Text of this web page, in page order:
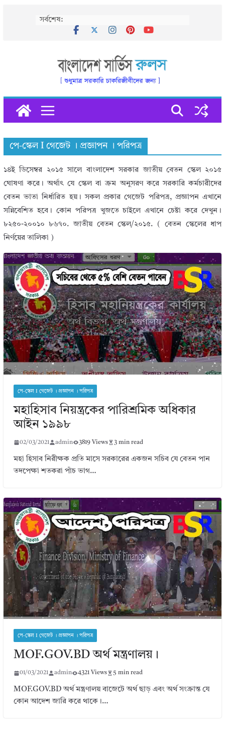
সর্বশেষ:
পে-স্কেল I গেজেট । প্রজ্ঞাপন । পরিপত্র
১৪ই ডিসেম্বর ২০১৫ সালে বাংলাদেশ সরকার জাতীয় বেতন স্কেল ২০১৫
ঘোষণা করে। অর্থাৎ যে স্কেল বা ক্রম অনুসরণ করে সরকারি কর্মচারীদের
বেতন ভাতা নির্ধারিত হয়। সকল প্রকার গেজেট পরিপত্র, প্রজ্ঞাপন এখানে
সন্নিবেশিত হবে। কোন পরিপত্র খুজতে চাইলে এখানে চেষ্টা করে দেখুন।
৮২৫০-২০০১০ ৮৬৭০. জাতীয় বেতন স্কেল/২০১৫. ( বেতন স্কেলের ধাপ
নির্ণয়ের তালিকা )
পে-স্কেল I গেজেট । প্রজ্ঞাপন । পরিপত্র
মহাহিসাব নিয়ন্ত্রকের পারিশ্রমিক অধিকার
আইন ১৯৯৮
02/03/2021 admin 3819 Views 3 min read
মহা হিসাব নিরীক্ষক প্রতি মাসে সরকারের একজন সচিব যে বেতন পান
তদপেক্ষা শতকরা পাঁচ ভাগ…
পে-স্কেল I গেজেট । প্রজ্ঞাপন । পরিপত্র
MOF.GOV.BD অর্থ মন্ত্রণালয়।
01/03/2021 admin 4321 Views 5 min read
MOF.GOV.BD অর্থ মন্ত্রণালয় বাজেটে অর্থ ছাড় এবং অর্থ সংক্রান্ত যে
কোন আদেশ জারি করে থাকে।…